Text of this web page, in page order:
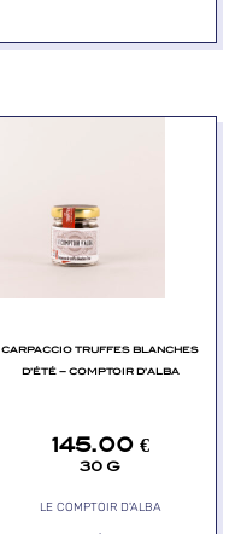
CARPACCIO TRUFFES BLANCHES
D’ÉTÉ – COMPTOIR D’ALBA
145.00 €
30 G
LE COMPTOIR D'ALBA